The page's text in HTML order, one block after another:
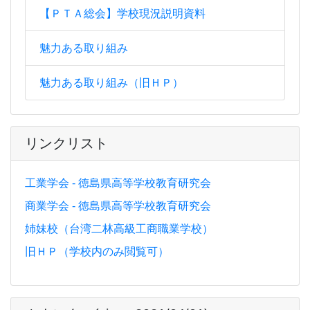
【ＰＴＡ総会】学校現況説明資料
魅力ある取り組み
魅力ある取り組み（旧ＨＰ）
リンクリスト
工業学会 - 徳島県高等学校教育研究会
商業学会 - 徳島県高等学校教育研究会
姉妹校（台湾二林高級工商職業学校）
旧ＨＰ（学校内のみ閲覧可）